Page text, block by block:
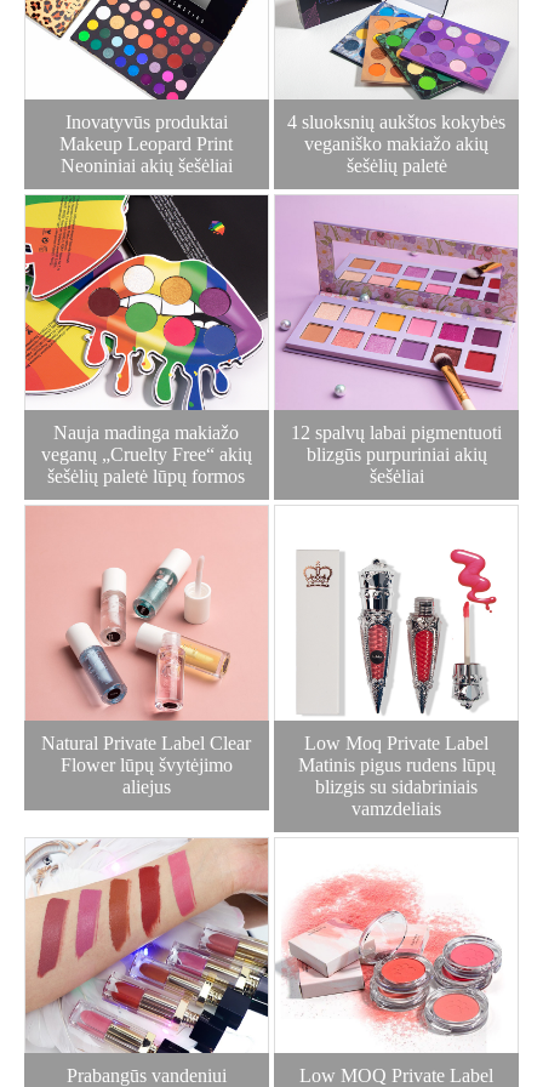
kuriame kokybė ir naujovės. Padidinkite savo prekės ženklą
naudodami mūsų patikimus OĮG & ODM sprendimai ir leiskite
MOLA Cosmetics žavesiui sužavėti jūsų klientus visame
pasaulyje.Inovatyvūs produktai
Makeup Leopard Print
Neoniniai akių šešėliai
4 sluoksnių aukštos kokybės
veganiško makiažo akių
šešėlių paletė
Nauja madinga makiažo
veganų „Cruelty Free“ akių
šešėlių paletė lūpų formos
12 spalvų labai pigmentuoti
blizgūs purpuriniai akių
šešėliai
Natural Private Label Clear
Flower lūpų švytėjimo
aliejus
Low Moq Private Label
Matinis pigus rudens lūpų
blizgis su sidabriniais
vamzdeliais
Prabangūs vandeniui
Low MOQ Private Label